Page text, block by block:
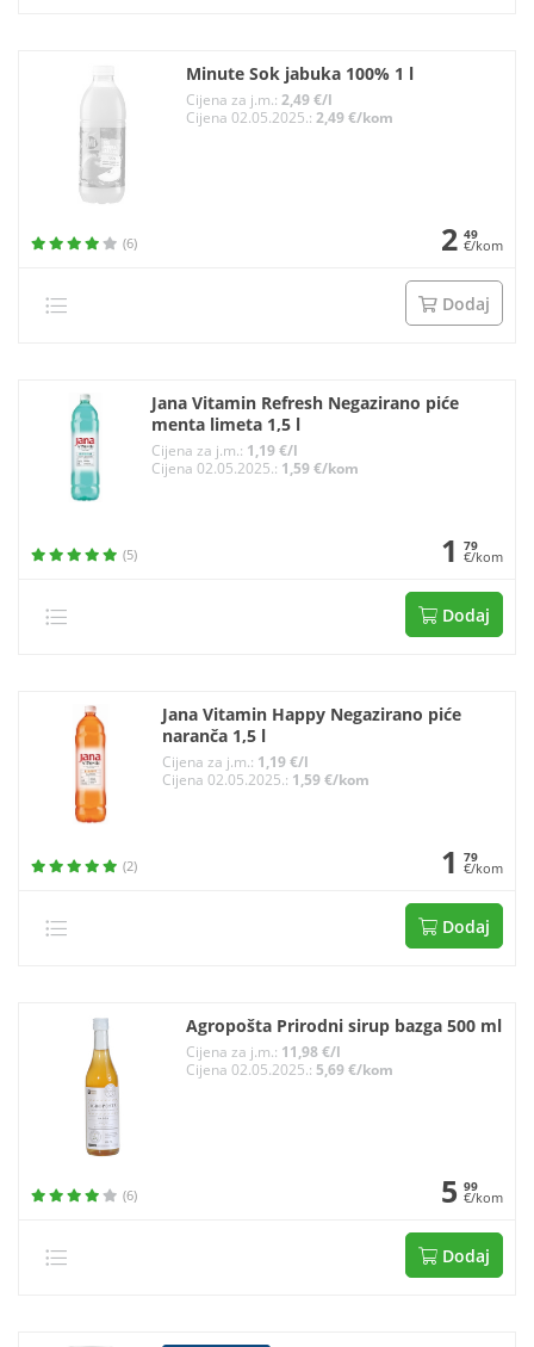
Minute Sok jabuka 100% 1 l
Cijena za j.m.: 2,49 €/l
Cijena 02.05.2025.: 2,49 €/kom
(6) 2 49
€/kom
Dodaj
Jana Vitamin Refresh Negazirano piće
menta limeta 1,5 l
Cijena za j.m.: 1,19 €/l
Cijena 02.05.2025.: 1,59 €/kom
(5) 1 79
€/kom
Dodaj
Jana Vitamin Happy Negazirano piće
naranča 1,5 l
Cijena za j.m.: 1,19 €/l
Cijena 02.05.2025.: 1,59 €/kom
(2) 1 79
€/kom
Dodaj
Agropošta Prirodni sirup bazga 500 ml
Cijena za j.m.: 11,98 €/l
Cijena 02.05.2025.: 5,69 €/kom
(6) 5 99
€/kom
Dodaj